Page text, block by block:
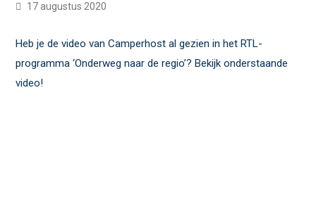
17 augustus 2020
Heb je de video van Camperhost al gezien in het RTL-
programma ‘Onderweg naar de regio’? Bekijk onderstaande
video!